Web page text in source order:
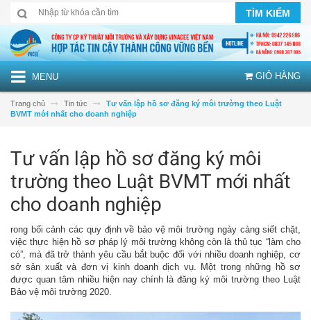
TÌM KIẾM
MENU GIỎ HÀNG
Trang chủ Tin tức
Tư vấn lập hồ sơ đăng ký môi trường theo Luật
BVMT mới nhất cho doanh nghiệp
Tư vấn lập hồ sơ đăng ký môi
trường theo Luật BVMT mới nhất
cho doanh nghiệp
rong bối cảnh các quy định về bảo vệ môi trường ngày càng siết chặt,
việc thực hiện hồ sơ pháp lý môi trường không còn là thủ tục “làm cho
có”, mà đã trở thành yêu cầu bắt buộc đối với nhiều doanh nghiệp, cơ
sở sản xuất và đơn vị kinh doanh dịch vụ. Một trong những hồ sơ
được quan tâm nhiều hiện nay chính là đăng ký môi trường theo
Luật
Bảo vệ môi trường 2020